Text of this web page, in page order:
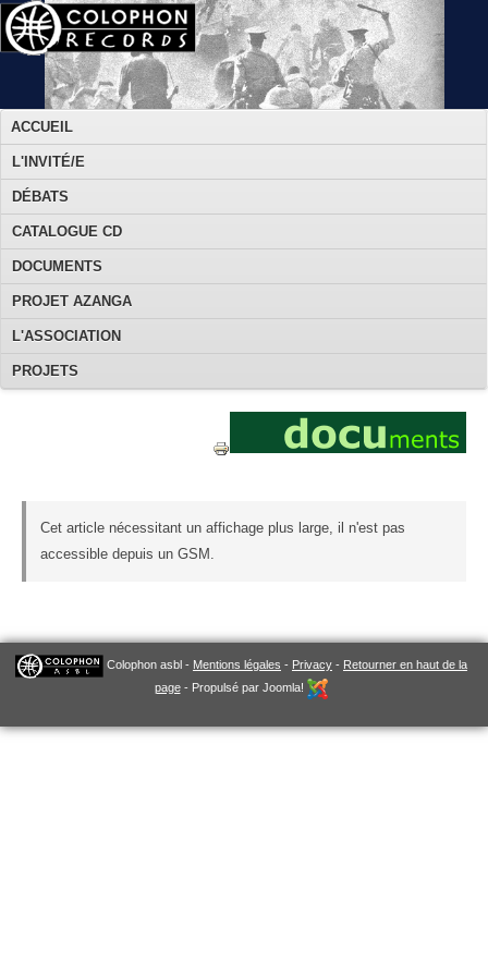
ACCUEIL
L'INVITÉ/E
DÉBATS
CATALOGUE CD
DOCUMENTS
PROJET AZANGA
L'ASSOCIATION
PROJETS
Cet article nécessitant un affichage plus large, il n'est pas
accessible depuis un GSM.
Colophon asbl - Mentions légales - Privacy - Retourner en haut de la
page- Propulsé par Joomla!